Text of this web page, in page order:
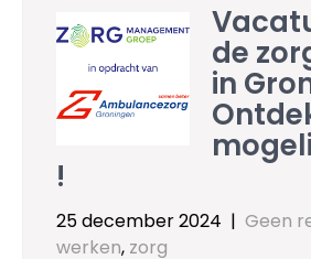
de
in
!
25 december 2024 | Geen
werken, zorg